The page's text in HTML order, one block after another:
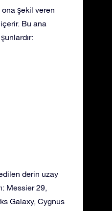
ona şekil veren
içerir. Bu ana
şunlardır:
derin uzay
Messier 29,
Galaxy, Cygnus